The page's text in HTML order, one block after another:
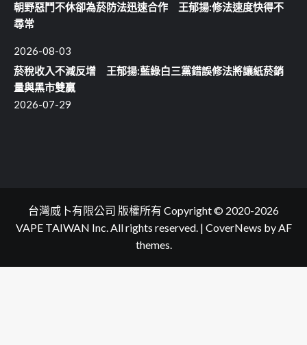
朝野惡鬥不休卻為菸防法迅速合作 王郁揚:修法速度快得不
尋常
2026-08-03
菸稅收入不減反增 王郁揚:藍綠白三黨錯誤修法將讓紙菸銷
量與黑市雙贏
2026-07-29
台灣威卜有限公司 版權所有 Copyright © 2020-2026
VAPE TAIWAN Inc. All rights reserved. | CoverNews by AF
themes.